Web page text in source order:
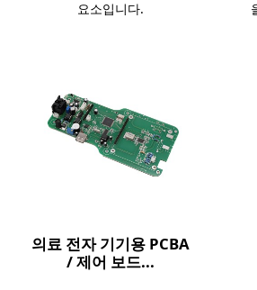
요소입니다.
의료 전자 기기용 PCBA
/ 제어 보드...